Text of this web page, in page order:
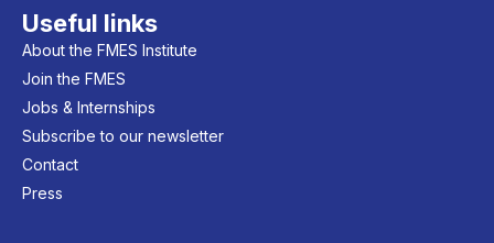
Useful links
About the FMES Institute
Join the FMES
Jobs & Internships
Subscribe to our newsletter
Contact
Press